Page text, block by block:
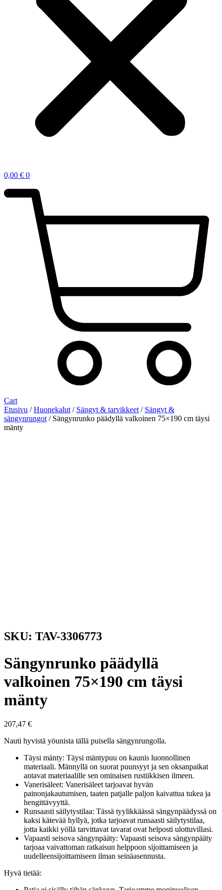
0,00 € 0
Cart
Etusivu /Huonekalut / Sängyt & tarvikkeet / Sängyt &
sängynrungot / Sängynrunko päädyllä valkoinen 75×190 cm täysi
mänty
SKU: TAV-3306773
Sängynrunko päädyllä
valkoinen 75×190 cm täysi
mänty
207,47 €
Nauti hyvistä yöunista tällä puisella sängynrungolla.
Täysi mänty: Täysi mäntypuu on kaunis luonnollinen
materiaali. Männyllä on suorat puunsyyt ja sen oksanpaikat
antavat materiaalille sen ominaisen rustiikkisen ilmeen.
Vanerisäleet: Vanerisäleet tarjoavat hyvän
painonjakautumisen, taaten patjalle paljon kaivattua tukea ja
hengittävyyttä.
Runsaasti säilytystilaa: Tässä tyylikkäässä sängynpäädyssä on
kaksi kätevää hyllyä, jotka tarjoavat runsaasti säilytystilaa,
jotta kaikki yöllä tarvittavat tavarat ovat helposti ulottuvillasi.
Vapaasti seisova sängynpääty: Vapaasti seisova sängynpääty
tarjoaa vaivattoman ratkaisun helppoon sijoittamiseen ja
uudelleensijoittamiseen ilman seinäasennusta.
Hyvä tietää: